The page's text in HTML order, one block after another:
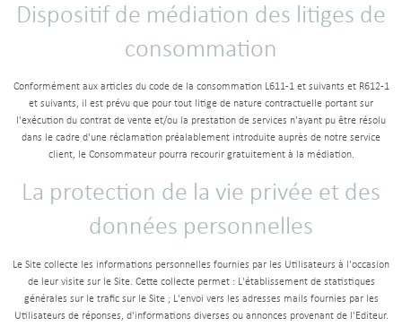
Dispositif de médiation des litiges de
consommation
Conformément aux articles du code de la consommation L611-1 et suivants et R612-1
et suivants, il est prévu que pour tout litige de nature contractuelle portant sur
l'exécution du contrat de vente et/ou la prestation de services n'ayant pu être résolu
dans le cadre d'une réclamation préalablement introduite auprès de notre service
client, le Consommateur pourra recourir gratuitement à la médiation.
La protection de la vie privée et des
données personnelles
Le Site collecte les informations personnelles fournies par les Utilisateurs à l'occasion
de leur visite sur le Site. Cette collecte permet : L'établissement de statistiques
générales sur le trafic sur le Site ; L'envoi vers les adresses mails fournies par les
Utilisateurs de réponses, d'informations diverses ou annonces provenant de l'Editeur.